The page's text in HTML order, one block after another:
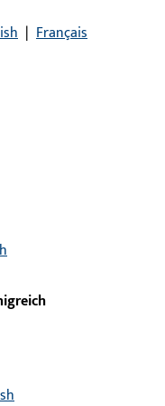
2
| Français